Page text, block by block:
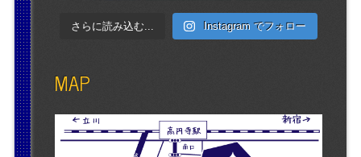
さらに読み込む... Instagram でフォロー
MAP